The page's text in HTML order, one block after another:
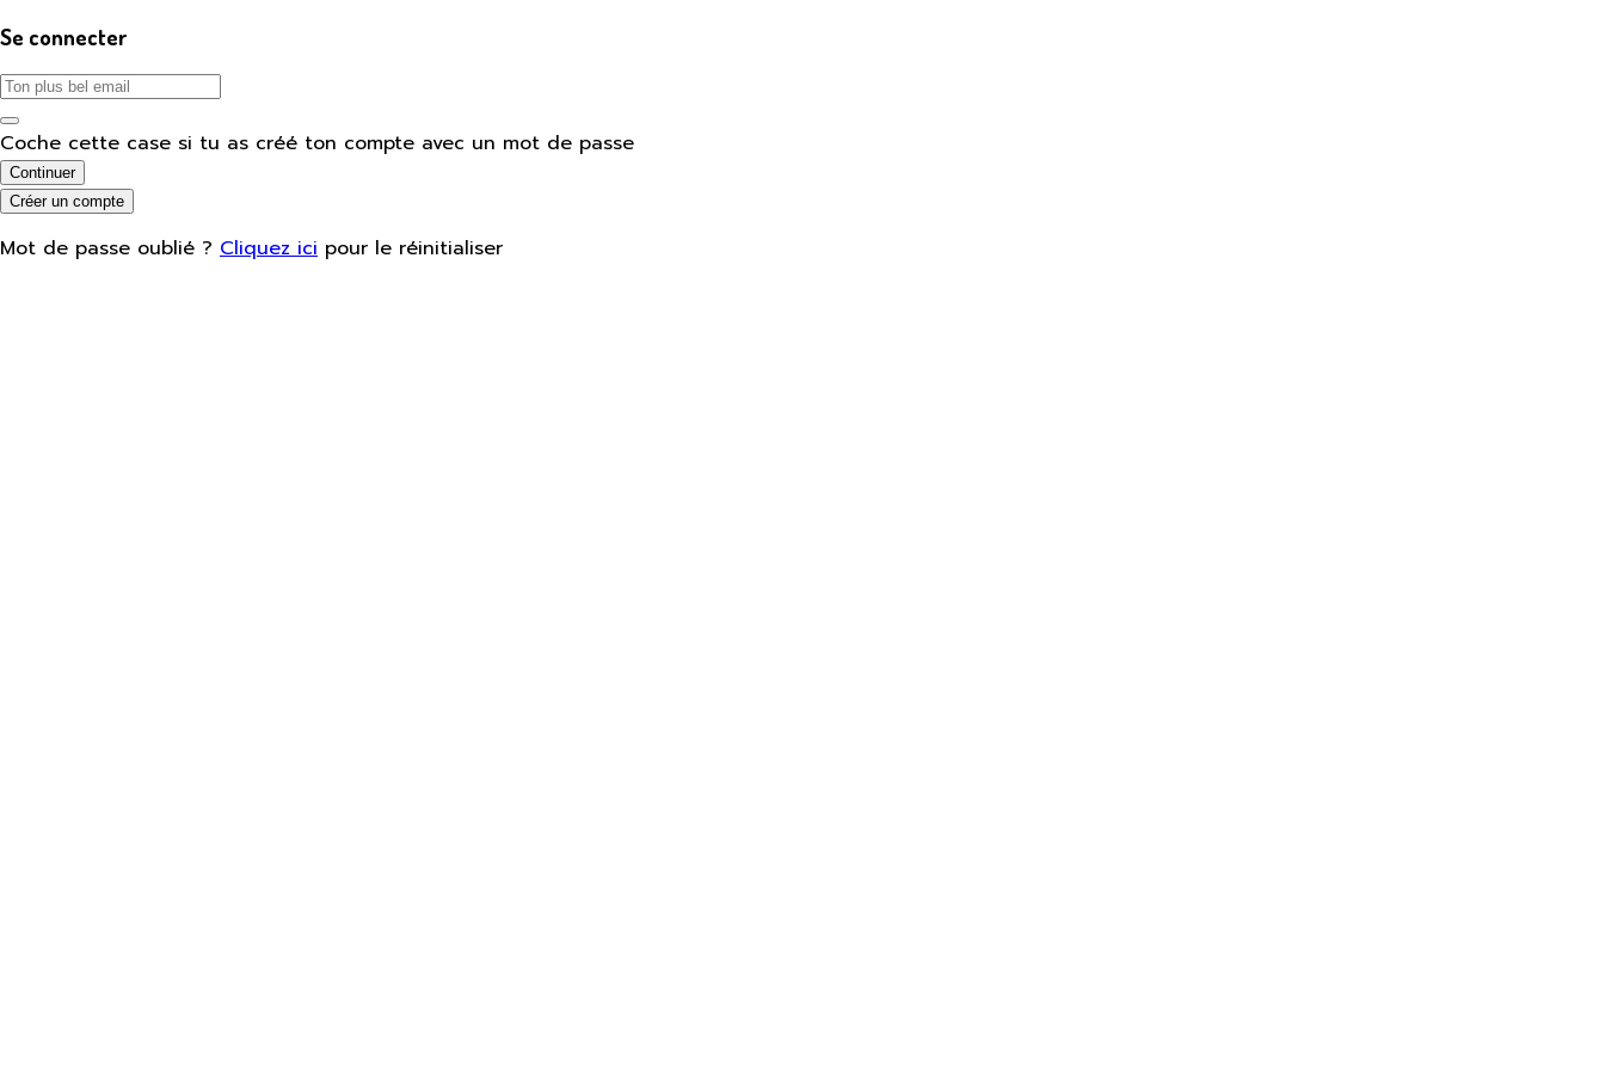
Se connecter
Coche cette case si tu as créé ton compte avec un mot de passe
Continuer
Créer un compte
Mot de passe oublié ? Cliquez ici pour le réinitialiser